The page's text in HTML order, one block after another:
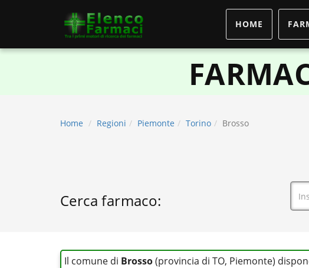
HOME
Home Regioni Piemonte Torino Brosso
Cerca farmaco:
Il comune di Brosso(provincia di TO, Piemonte)